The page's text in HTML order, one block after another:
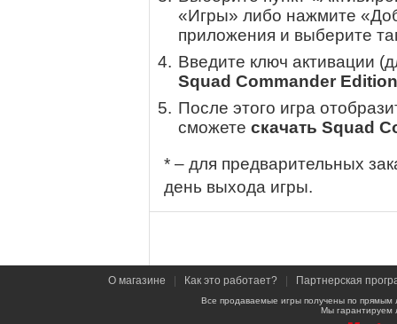
«Игры» либо нажмите
приложения и выберите
Введите ключ активации
Squad Commander Edition
После этого игра
сможете скачать Squad
* – для предварительных
день выхода игры.
О магазине Как это работает? Партнерская
Все продаваемые игры получены по
Мы гарантируем